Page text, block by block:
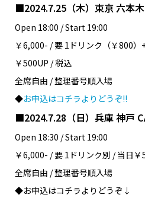
■2024.7.25（木）東京 六本
Open 18:00 / Start 19:00
￥6,000- / 要 1ドリンク（￥800）
￥500UP / 税込
全席自由 / 整理番号順入場
◆お申込はコチラよりどうぞ!!
■2024.7.28（日）兵庫 神戸
Open 18:30 / Start 19:00
￥6,000- / 要 1ドリンク別 / 当日
全席自由 / 整理番号順入場
◆お申込はコチラよりどうぞ↓